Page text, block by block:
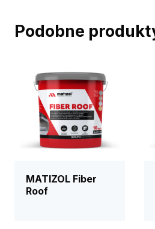
Podobne
MATIZOL Fiber
Roof